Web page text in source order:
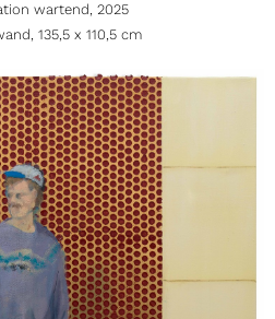
wartend, 2025
135,5 x 110,5 cm